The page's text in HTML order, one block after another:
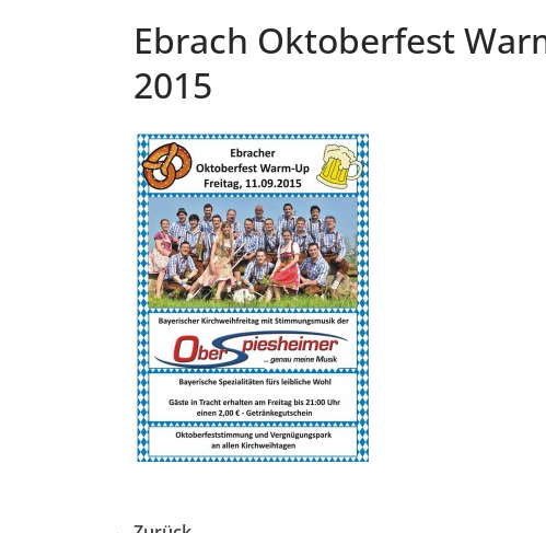
Ebrach Oktoberfest
2015